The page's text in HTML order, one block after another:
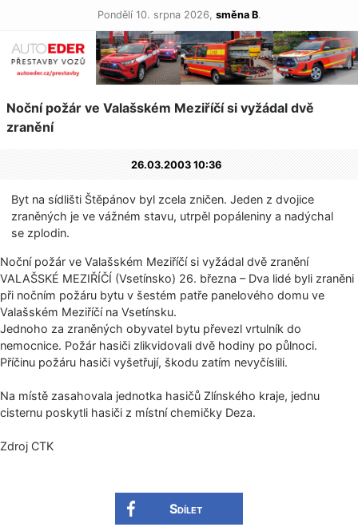
Pondělí 10. srpna 2026, směna B.
Noční požár ve Valašském Meziříčí si vyžádal dvě
zranění
26.03.2003 10:36
Byt na sídlišti Štěpánov byl zcela zničen. Jeden z dvojice
zraněných je ve vážném stavu, utrpěl popáleniny a nadýchal
se zplodin.
Noční požár ve Valašském Meziříčí si vyžádal dvě zranění
VALAŠSKÉ MEZIŘÍČÍ (Vsetínsko) 26. března – Dva lidé byli zraněni
při nočním požáru bytu v šestém patře panelového domu ve
Valašském Meziříčí na Vsetínsku.
Jednoho za zraněných obyvatel bytu převezl vrtulník do
nemocnice. Požár hasiči zlikvidovali dvě hodiny po půlnoci.
Příčinu požáru hasiči vyšetřují, škodu zatím nevyčíslili.
Na místě zasahovala jednotka hasičů Zlínského kraje, jednu
cisternu poskytli hasiči z místní chemičky Deza.
Zdroj CTK
Sdílet